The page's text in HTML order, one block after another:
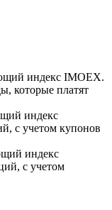
индекс IMOEX.
которые платят
индекс
с учетом купонов
индекс
с учетом